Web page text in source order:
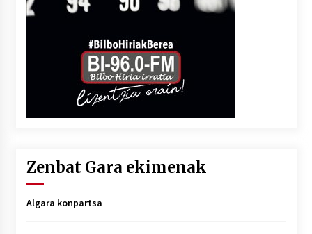
Zenbat Gara ekimenak
Algara konpartsa